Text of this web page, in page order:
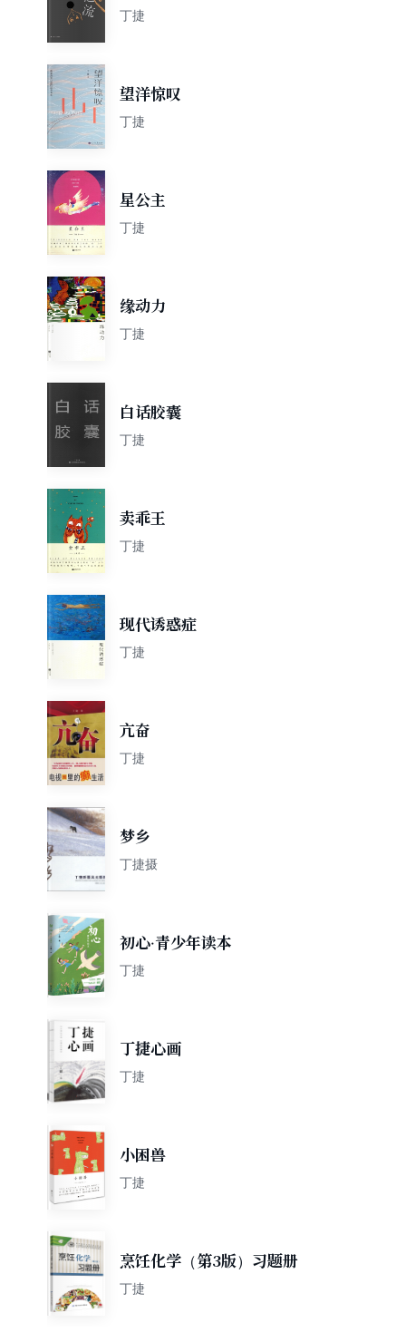
丁捷
望洋惊叹
丁捷
星公主
丁捷
缘动力
丁捷
白话胶囊
丁捷
卖乖王
丁捷
现代诱惑症
丁捷
亢奋
丁捷
梦乡
丁捷摄
初心·青少年读本
丁捷
丁捷心画
丁捷
小困兽
丁捷
烹饪化学（第3版）习题册
丁捷